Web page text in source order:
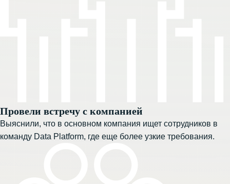
Провели встречу с компанией
Выяснили, что в основном компания ищет сотрудников в
команду Data Platform, где еще более узкие требования.